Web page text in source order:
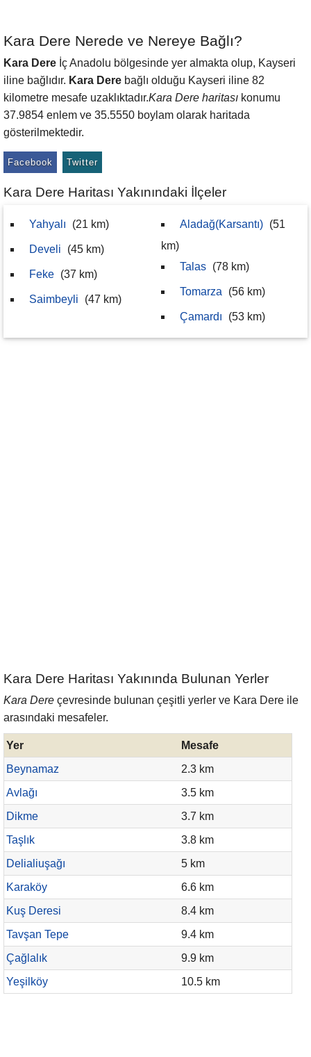
Kara Dere Nerede ve Nereye Bağlı?
Kara Dere İç Anadolu bölgesinde yer almakta olup, Kayseri
iline bağlıdır. Kara Dere bağlı olduğu Kayseri iline 82
kilometre mesafe uzaklıktadır.Kara Dere haritası konumu
37.9854 enlem ve 35.5550 boylam olarak haritada
gösterilmektedir.
Facebook Twitter
Kara Dere Haritası Yakınındaki İlçeler
Yahyalı (21 km)
Develi (45 km)
Feke (37 km)
Saimbeyli (47 km)
Aladağ(Karsantı) (51
km)
Talas (78 km)
Tomarza (56 km)
Çamardı (53 km)
Kara Dere Haritası Yakınında Bulunan Yerler
Kara Dere çevresinde bulunan çeşitli yerler ve Kara Dere ile
arasındaki mesafeler.
Yer
Mesafe
Beynamaz
2.3 km
Avlağı
3.5 km
Dikme
3.7 km
Taşlık
3.8 km
Delialiuşağı
5 km
Karaköy
6.6 km
Kuş Deresi
8.4 km
Tavşan Tepe
9.4 km
Çağlalık
9.9 km
Yeşilköy
10.5 km